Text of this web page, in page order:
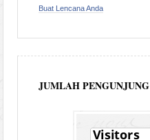
Buat Lencana Anda
JUMLAH PENGUNJUNG